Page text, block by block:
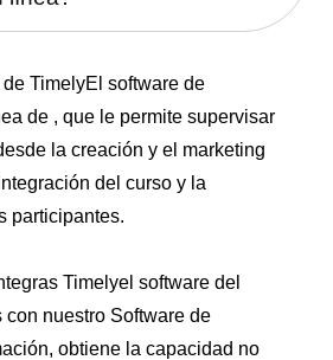
TimelyEl software de
de , que le permite supervisar
la creación y el marketing
del curso y la
participantes.
Timelyel software del
con nuestro Software de
, obtiene la capacidad no